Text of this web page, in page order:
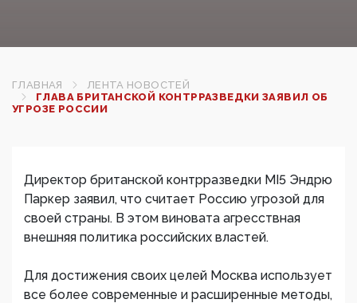
ГЛАВНАЯ
ЛЕНТА НОВОСТЕЙ
ГЛАВА БРИТАНСКОЙ КОНТРРАЗВЕДКИ ЗАЯВИЛ ОБ
УГРОЗЕ РОССИИ
Директор британской контрразведки MI5 Эндрю
Паркер заявил, что считает Россию угрозой для
своей страны. В этом виновата агресствная
внешняя политика российских властей.
Для достижения своих целей Москва использует
все более современные и расширенные методы,